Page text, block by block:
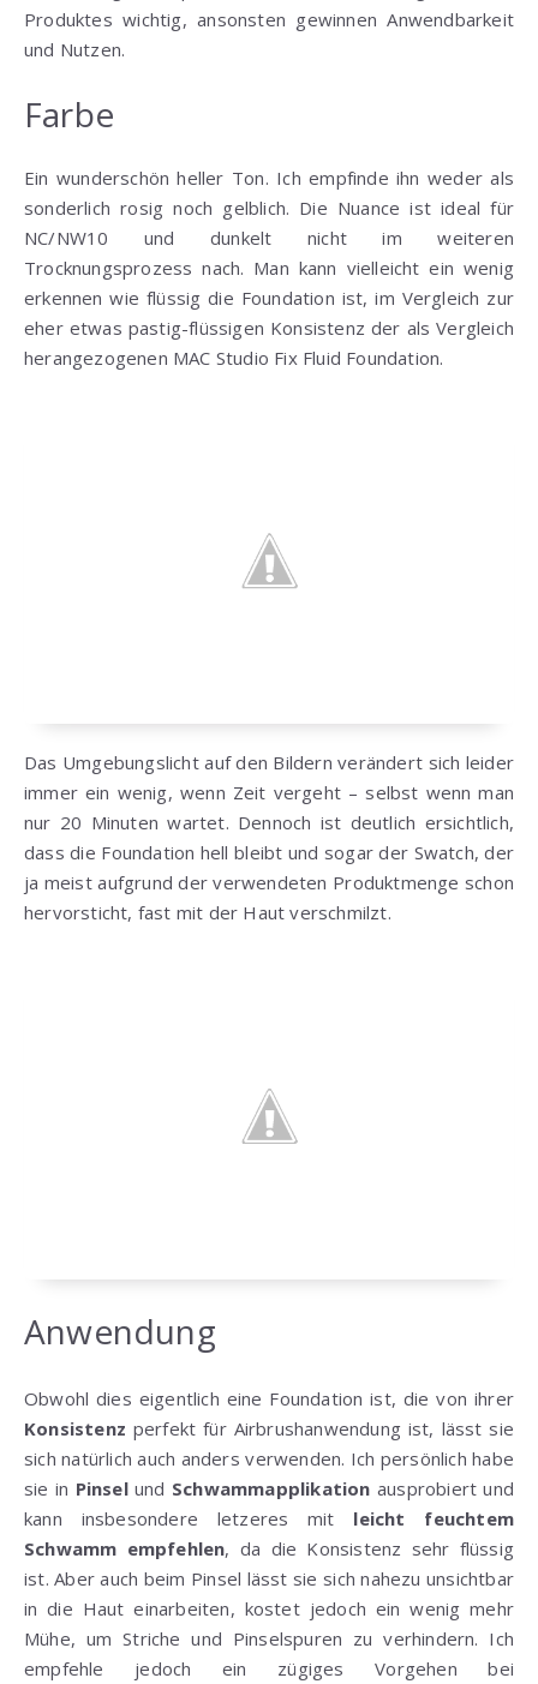
Produktes wichtig, ansonsten gewinnen Anwendbarkeit
und Nutzen.
Farbe
Ein wunderschön heller Ton. Ich empfinde ihn weder als
sonderlich rosig noch gelblich. Die Nuance ist ideal für
NC/NW10 und dunkelt nicht im weiteren
Trocknungsprozess nach. Man kann vielleicht ein wenig
erkennen wie flüssig die Foundation ist, im Vergleich zur
eher etwas pastig-flüssigen Konsistenz der als Vergleich
herangezogenen MAC Studio Fix Fluid Foundation.
Das Umgebungslicht auf den Bildern verändert sich leider
immer ein wenig, wenn Zeit vergeht – selbst wenn man
nur 20 Minuten wartet. Dennoch ist deutlich ersichtlich,
dass die Foundation hell bleibt und sogar der Swatch, der
ja meist aufgrund der verwendeten Produktmenge schon
hervorsticht, fast mit der Haut verschmilzt.
Anwendung
Obwohl dies eigentlich eine Foundation ist, die von ihrer
Konsistenz perfekt für Airbrushanwendung ist, lässt sie
sich natürlich auch anders verwenden. Ich persönlich habe
sie in Pinselund Schwammapplikation ausprobiert und
kann insbesondere letzeres mit leicht feuchtem
Schwamm empfehlen, da die Konsistenz sehr flüssig
ist. Aber auch beim Pinsel lässt sie sich nahezu unsichtbar
in die Haut einarbeiten, kostet jedoch ein wenig mehr
Mühe, um Striche und Pinselspuren zu verhindern. Ich
empfehle jedoch ein zügiges Vorgehen bei